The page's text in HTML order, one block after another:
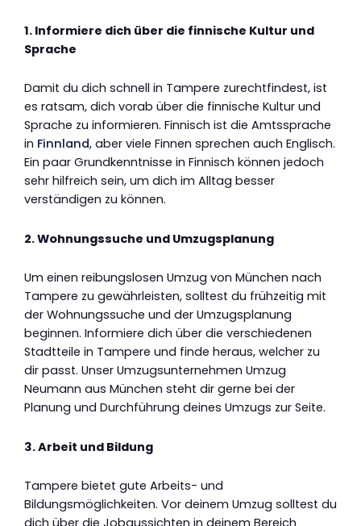
1. Informiere dich über die finnische Kultur und
Sprache
Damit du dich schnell in Tampere zurechtfindest, ist
es ratsam, dich vorab über die finnische Kultur und
Sprache zu informieren. Finnisch ist die Amtssprache
in Finnland, aber viele Finnen sprechen auch Englisch.
Ein paar Grundkenntnisse in Finnisch können jedoch
sehr hilfreich sein, um dich im Alltag besser
verständigen zu können.
2. Wohnungssuche und Umzugsplanung
Um einen reibungslosen Umzug von München nach
Tampere zu gewährleisten, solltest du frühzeitig mit
der Wohnungssuche und der Umzugsplanung
beginnen. Informiere dich über die verschiedenen
Stadtteile in Tampere und finde heraus, welcher zu
dir passt. Unser Umzugsunternehmen Umzug
Neumann aus München steht dir gerne bei der
Planung und Durchführung deines Umzugs zur Seite.
3. Arbeit und Bildung
Tampere bietet gute Arbeits- und
Bildungsmöglichkeiten. Vor deinem Umzug solltest du